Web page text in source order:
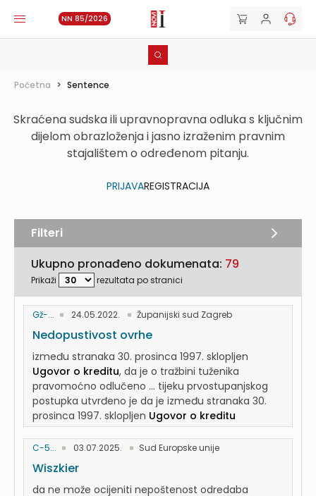
NN 85/2026
Početna > Sentence
Skraćena sudska ili upravnopravna odluka s ključnim
dijelom obrazloženja i jasno izraženim pravnim
stajalištem o određenom pitanju.
PRIJAVAREGISTRACIJA
Ukupno pronađeno dokumenata: 79
Prikaži rezultata po stranici
Gž-... 24.05.2022. Županijski sud Zagreb
Nedopustivost ovrhe
između stranaka 30. prosinca 1997. sklopljen
Ugovor o kreditu, da je o tražbini tuženika
pravomoćno odlučeno ... tijeku prvostupanjskog
postupka utvrđeno je da je između stranaka 30.
prosinca 1997. sklopljen Ugovor o kreditu
C-5... 03.07.2025. Sud Europske unije
Wiszkier
da ne može ocijeniti nepoštenost odredaba
Filteri